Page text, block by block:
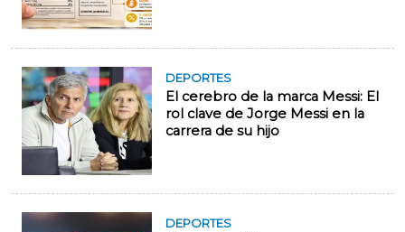
DEPORTES
El cerebro de la marca Messi: El
rol clave de Jorge Messi en la
carrera de su hijo
DEPORTES